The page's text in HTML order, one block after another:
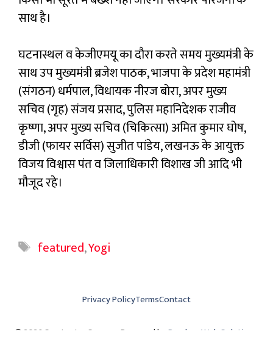
साथ है।
घटनास्थल व केजीएमयू का दौरा करते समय मुख्यमंत्री के
साथ उप मुख्यमंत्री ब्रजेश पाठक, भाजपा के प्रदेश महामंत्री
(संगठन) धर्मपाल, विधायक नीरज बोरा, अपर मुख्य
सचिव (गृह) संजय प्रसाद, पुलिस महानिदेशक राजीव
कृष्णा, अपर मुख्य सचिव (चिकित्सा) अमित कुमार घोष,
डीजी (फायर सर्विस) सुजीत पांडेय, लखनऊ के आयुक्त
विजय विश्वास पंत व जिलाधिकारी विशाख जी आदि भी
मौजूद रहे।
Tags
featured,Yogi
© 2026 Swatantra Samay • Powered by Parshva Web Solutions
Privacy PolicyTermsContact